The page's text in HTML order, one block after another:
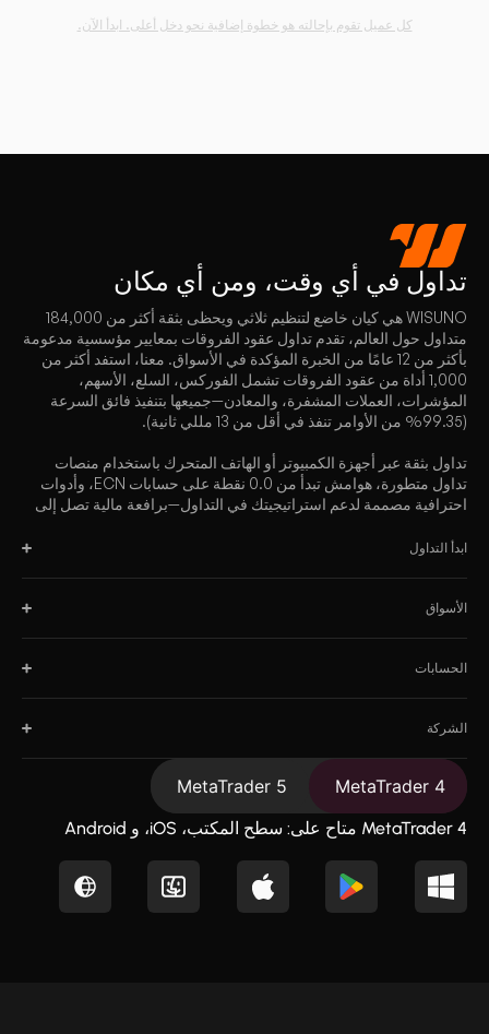
كل عميل تقوم بإحالته هو خطوة إضافية نحو دخل أعلى. ابدأ الآن.
تداول في أي وقت، ومن أي مكان
WISUNO هي كيان خاضع لتنظيم ثلاثي ويحظى بثقة أكثر من 184,000
متداول حول العالم، تقدم تداول عقود الفروقات بمعايير مؤسسية مدعومة
بأكثر من 12 عامًا من الخبرة المؤكدة في الأسواق. معنا، استفد أكثر من
1,000 أداة من عقود الفروقات تشمل الفوركس، السلع، الأسهم،
المؤشرات، العملات المشفرة، والمعادن—جميعها بتنفيذ فائق السرعة
(99.35% من الأوامر تنفذ في أقل من 13 مللي ثانية).
تداول بثقة عبر أجهزة الكمبيوتر أو الهاتف المتحرك باستخدام منصات
تداول متطورة، هوامش تبدأ من 0.0 نقطة على حسابات ECN، وأدوات
احترافية مصممة لدعم استراتيجيتك في التداول—برافعة مالية تصل إلى
ابدأ التداول
الأسواق
الحسابات
الشركة
MetaTrader 4
MetaTrader 5
MetaTrader 4 متاح على: سطح المكتب، iOS، و Android